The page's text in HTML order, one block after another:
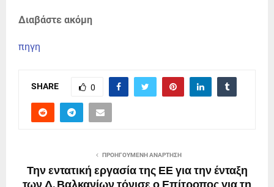
Διαβάστε ακόμη
πηγη
SHARE 0
ΠΡΟΗΓΟΎΜΕΝΗ ΑΝΆΡΤΗΣΗ
Την εντατική εργασία της ΕΕ για την ένταξη